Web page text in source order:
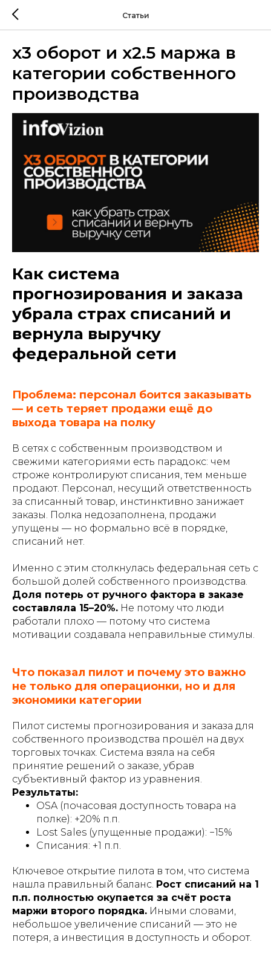
Статьи
x3 оборот и x2.5 маржа в
категории собственного
производства
Как система
прогнозирования и заказа
убрала страх списаний и
вернула выручку
федеральной сети
Проблема: персонал боится заказывать
— и сеть теряет продажи ещё до
выхода товара на полку
В сетях с собственным производством и
свежими категориями есть парадокс: чем
строже контролируют списания, тем меньше
продают. Персонал, несущий ответственность
за списанный товар, инстинктивно занижает
заказы. Полка недозаполнена, продажи
упущены — но формально всё в порядке,
списаний нет.
Именно с этим столкнулась федеральная сеть с
большой долей собственного производства.
Доля потерь от ручного фактора в заказе
составляла 15–20%. Не потому что люди
работали плохо — потому что система
мотивации создавала неправильные стимулы.
Что показал пилот и почему это важно
не только для операционки, но и для
экономики категории
Пилот системы прогнозирования и заказа для
собственного производства прошёл на двух
торговых точках. Система взяла на себя
принятие решений о заказе, убрав
субъективный фактор из уравнения.
Результаты:
OSA (почасовая доступность товара на
полке): +20% п.п.
Lost Sales (упущенные продажи): −15%
Списания: +1 п.п.
Ключевое открытие пилота в том, что система
нашла правильный баланс. Рост списаний на 1
п.п. полностью окупается за счёт роста
маржи второго порядка. Иными словами,
небольшое увеличение списаний — это не
потеря, а инвестиция в доступность и оборот.